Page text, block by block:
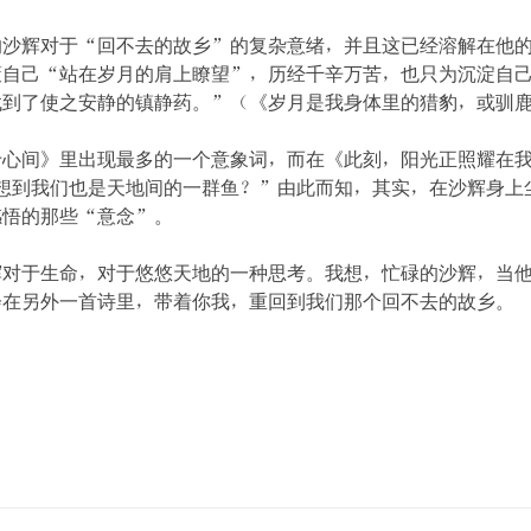
辉对于“回不去的故乡”的复杂意绪，并且这已经溶解在他
己“站在岁月的肩上瞭望”，历经千辛万苦，也只为沉淀自
了使之安静的镇静药。”（《岁月是我身体里的猎豹，或驯
》里出现最多的一个意象词，而在《此刻，阳光正照耀在
我们也是天地间的一群鱼？”由此而知，其实，在沙辉身上
的那些“意念”。
生命，对于悠悠天地的一种思考。我想，忙碌的沙辉，当
另外一首诗里，带着你我，重回到我们那个回不去的故乡。